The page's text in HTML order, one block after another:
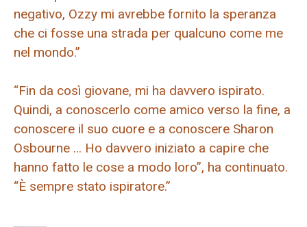
negativo, Ozzy mi avrebbe fornito la speranza
che ci fosse una strada per qualcuno come me
nel mondo.”
“Fin da così giovane, mi ha davvero ispirato.
Quindi, a conoscerlo come amico verso la fine, a
conoscere il suo cuore e a conoscere Sharon
Osbourne … Ho davvero iniziato a capire che
hanno fatto le cose a modo loro”, ha continuato.
“È sempre stato ispiratore.”